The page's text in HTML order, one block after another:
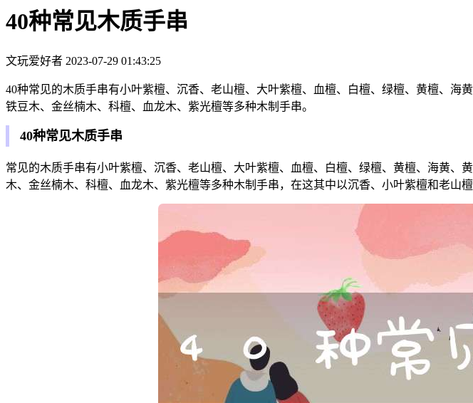
40种常见木质手串
文玩爱好者 2023-07-29 01:43:25
40种常见的木质手串有小叶紫檀、沉香、老山檀、大叶紫檀、血檀、白檀、绿檀、黄檀、
铁豆木、金丝楠木、科檀、血龙木、紫光檀等多种木制手串。
40种常见木质手串
常见的木质手串有小叶紫檀、沉香、老山檀、大叶紫檀、血檀、白檀、绿檀、黄檀、海黄
木、金丝楠木、科檀、血龙木、紫光檀等多种木制手串，在这其中以沉香、小叶紫檀和老山檀